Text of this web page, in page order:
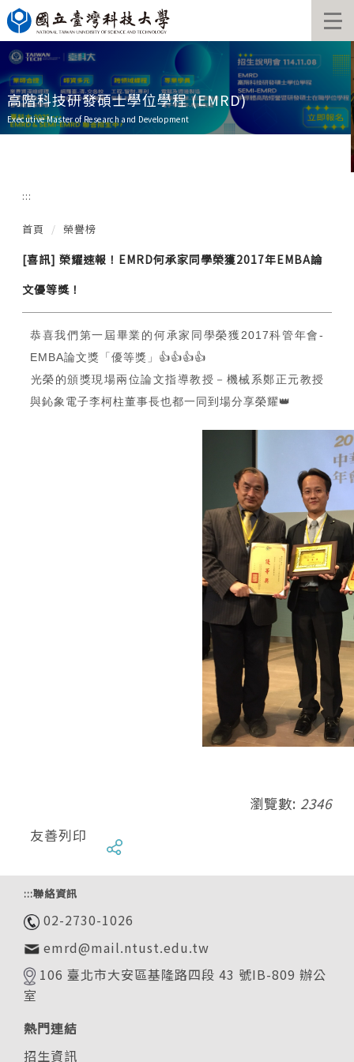
跳
到
主
要
內
容
區
高階科技研發碩士學位學程 (EMRD)
Executive Master of Research and Development
:::
首頁 榮譽榜
[喜訊] 榮耀速報！EMRD何承家同學榮獲2017年EMBA論
文優等獎！
恭喜我們第一屆畢業的何承家同學榮獲2017科管年會-
EMBA論文獎「優等獎」👍👍👍👍
​光榮的頒獎現場兩位論文指導教授－機械系鄭正元教授
與鈊象電子李柯柱董事長也都一同到場分享榮耀👑
瀏覽數: 2346
友善列印
:::聯絡資訊
02-2730-1026
emrd@mail.ntust.edu.tw
106 臺北市大安區基隆路四段 43 號IB-809 辦公
室
熱門連結
招生資訊